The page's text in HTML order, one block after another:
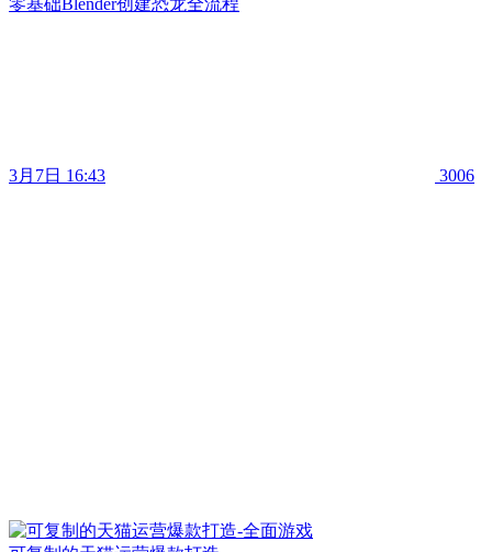
零基础Blender创建恐龙全流程
3月7日 16:43 3006